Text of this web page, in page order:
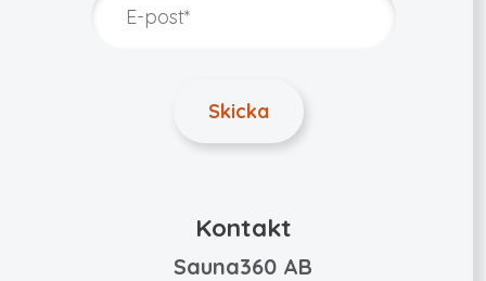
Kontakt
Sauna360 AB